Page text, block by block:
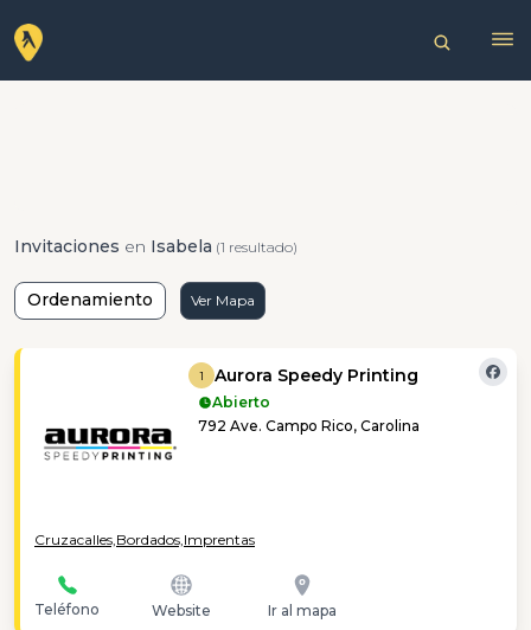
Invitaciones en Isabela (1 resultado)
Ordenamiento Ver Mapa
1 Aurora Speedy Printing
Abierto
792 Ave. Campo Rico, Carolina
Cruzacalles,Bordados,Imprentas
Teléfono Website Ir al mapa